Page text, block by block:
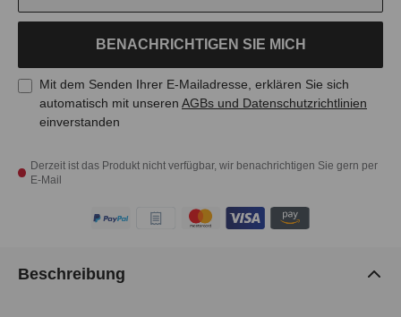
Derzeit ist das Produkt nicht verfügbar, wir benachrichtigen Sie gern per
E-Mail
BENACHRICHTIGEN SIE MICH
Mit dem Senden Ihrer E-Mailadresse, erklären Sie sich
automatisch mit unseren AGBs und Datenschutzrichtlinien
einverstanden
Beschreibung